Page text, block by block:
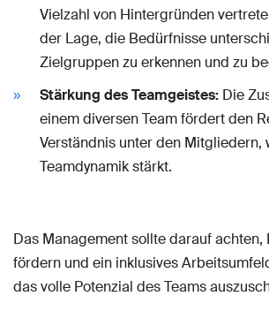
Vielzahl von Hintergründen
der Lage, die Bedürfnisse
Zielgruppen zu erkennen und zu
Stärkung des Teamgeistes: Die
einem diversen Team fördert den
Verständnis unter den Mitgliedern,
Teamdynamik stärkt.
Das Management sollte darauf achten,
fördern und ein inklusives
das volle Potenzial des Teams